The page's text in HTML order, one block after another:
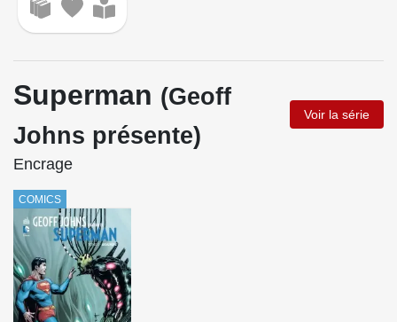
Superman (Geoff
Johns présente)
Voir la série
Encrage
COMICS